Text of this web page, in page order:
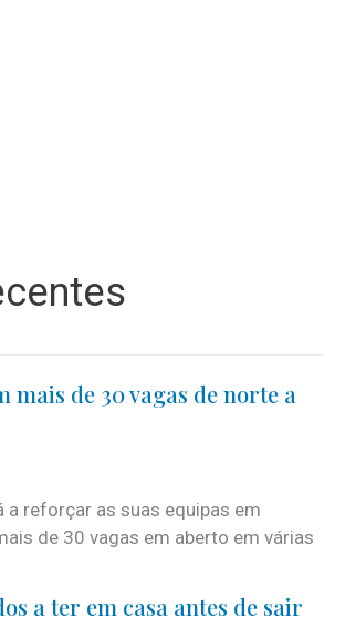
mais de 30 vagas de norte a
a reforçar as suas equipas em
de 30 vagas em aberto em várias
a ter em casa antes de sair